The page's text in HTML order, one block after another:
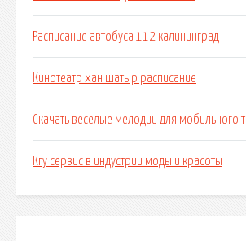
Расписание автобуса 112 калининград
Кинотеатр хан шатыр расписание
Скачать веселые мелодии для мобильного
Кгу сервис в индустрии моды и красоты